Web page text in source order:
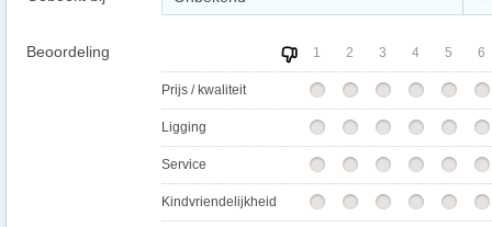
Beoordeling 1 2 3 4 5 6
Prijs / kwaliteit
Ligging
Service
Kindvriendelijkheid